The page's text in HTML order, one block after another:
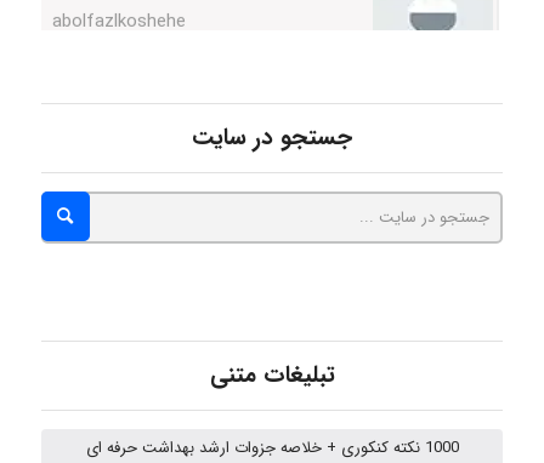
جستجو در سایت
تبلیغات متنی
1000 نکته کنکوری + خلاصه جزوات ارشد بهداشت حرفه ای